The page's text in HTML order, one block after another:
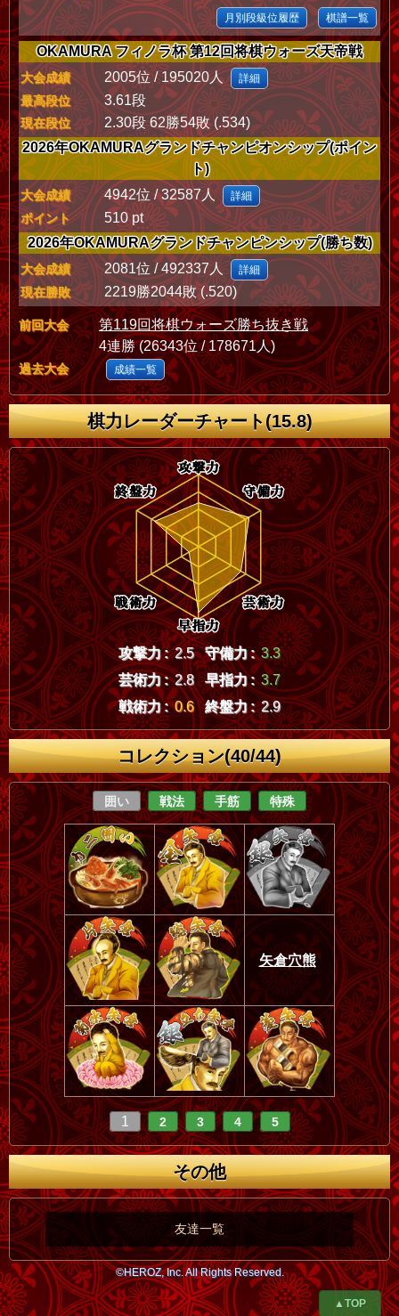
月別段級位履歴 棋譜一覧
OKAMURA フィノラ杯 第12回将棋ウォーズ天帝戦
大会成績 2005位 / 195020人 詳細
最高段位 3.61段
現在段位
2.30段 62勝54敗 (.534)
2026年OKAMURAグランドチャンピオンシップ(ポイン
ト)
大会成績 4942位 / 32587人 詳細
ポイント
510 pt
2026年OKAMURAグランドチャンピンシップ(勝ち数)
大会成績 2081位 / 492337人 詳細
現在勝敗 2219勝2044敗 (.520)
前回大会
第119回将棋ウォーズ勝ち抜き戦
4連勝 (26343位 / 178671人)
過去大会 成績一覧
棋力レーダーチャート(15.8)
攻撃力 : 2.5 守備力 : 3.3
芸術力 : 2.8 早指力 : 3.7
戦術力 : 0.6 終盤力 : 2.9
コレクション(40/44)
囲い 戦法 手筋 特殊
矢倉穴熊
1 2 3 4 5
その他
友達一覧
©HEROZ, Inc. All Rights Reserved.
▲TOP